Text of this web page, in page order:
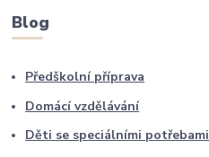
Blog
Předškolní příprava
Domácí vzdělávání
Děti se speciálními potřebami